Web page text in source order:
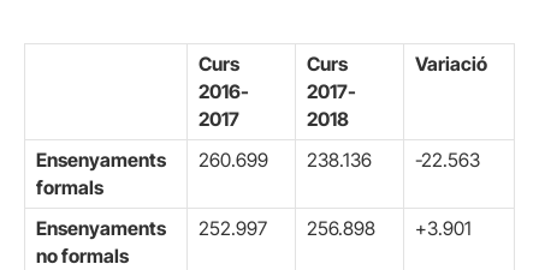
Curs
2016-
2017
Curs
2017-
2018
Variació
Ensenyaments
formals
260.699 238.136 -22.563
Ensenyaments
no formals
252.997 256.898 +3.901